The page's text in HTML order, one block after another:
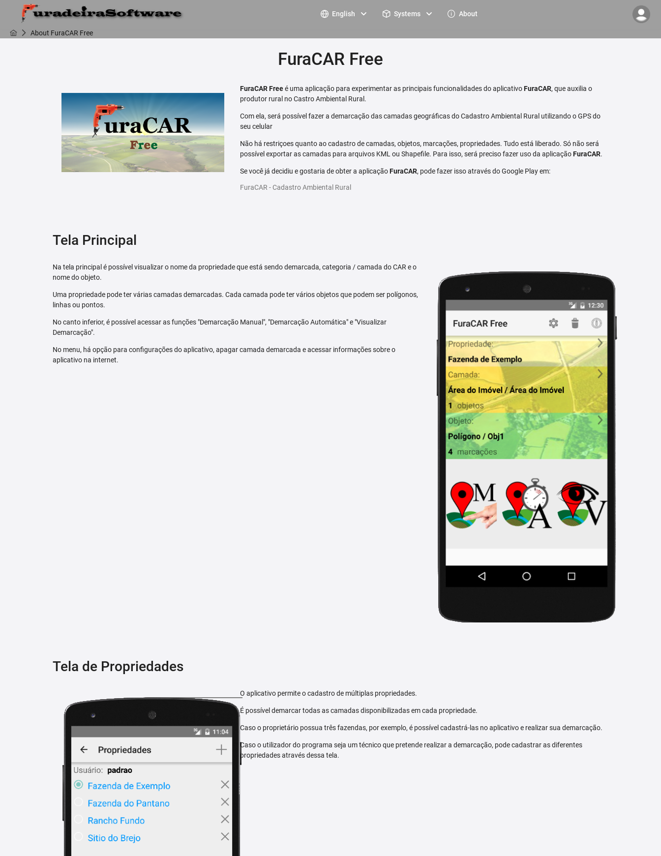
English Systems About
About FuraCAR Free
FuraCAR Free
FuraCAR Freeé uma aplicação para experimentar as principais funcionalidades do aplicativoFuraCAR, que auxilia o
produtor rural no Castro Ambiental Rural.
Com ela, será possível fazer a demarcação das camadas geográficas do Cadastro Ambiental Rural utilizando o GPS do
seu celular
Não há restriçoes quanto ao cadastro de camadas, objetos, marcações, propriedades. Tudo está liberado. Só não será
possível exportar as camadas para arquivos KML ou Shapefile. Para isso, será preciso fazer uso da aplicaçãoFuraCAR.
Se você já decidiu e gostaria de obter a aplicaçãoFuraCAR, pode fazer isso através do Google Play em:
FuraCAR - Cadastro Ambiental Rural
Tela Principal
Na tela principal é possível visualizar o nome da propriedade que está sendo demarcada, categoria / camada do CAR e o
nome do objeto.
Uma propriedade pode ter várias camadas demarcadas. Cada camada pode ter vários objetos que podem ser polígonos,
linhas ou pontos.
No canto inferior, é possível acessar as funções "Demarcação Manual", "Demarcação Automática" e "Visualizar
Demarcação".
No menu, há opção para configurações do aplicativo, apagar camada demarcada e acessar informações sobre o
aplicativo na internet.
Tela de Propriedades
O aplicativo permite o cadastro de múltiplas propriedades.
É possível demarcar todas as camadas disponibilizadas em cada propriedade.
Caso o proprietário possua três fazendas, por exemplo, é possível cadastrá-las no aplicativo e realizar sua demarcação.
Caso o utilizador do programa seja um técnico que pretende realizar a demarcação, pode cadastrar as diferentes
propriedades através dessa tela.